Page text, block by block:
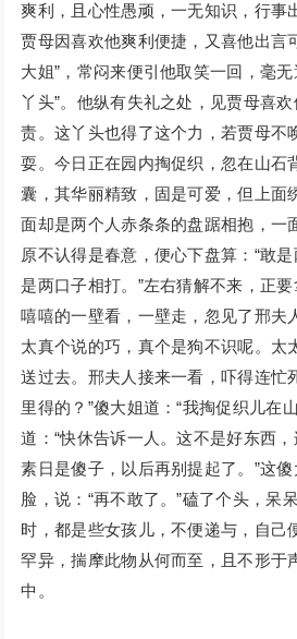
爽利，且心性愚顽，一无知识，行事
贾母因喜欢他爽利便捷，又喜他出言
大姐”，常闷来便引他取笑一回，毫
丫头”。他纵有失礼之处，见贾母喜
责。这丫头也得了这个力，若贾母不
耍。今日正在园内掏促织，忽在山石
囊，其华丽精致，固是可爱，但上面
面却是两个人赤条条的盘踞相抱，一
原不认得是春意，便心下盘算：“敢
是两口子相打。”左右猜解不来，正
嘻嘻的一壁看，一壁走，忽见了邢夫
太真个说的巧，真个是狗不识呢。太
送过去。邢夫人接来一看，吓得连忙
里得的？”傻大姐道：“我掏促织儿在
道：“快休告诉一人。这不是好东西
素日是傻子，以后再别提起了。”这
脸，说：“再不敢了。”磕了个头，呆
时，都是些女孩儿，不便递与，自己
罕异，揣摩此物从何而至，且不形于
中。